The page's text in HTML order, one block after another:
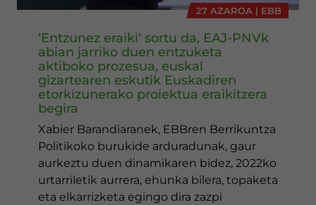
27 AZAROA | EBB
‘Entzunez eraiki‘ sortu da, EAJ-PNVk
abian jarriko duen entzuketa
aktiboko prozesua, euskal
gizartearen eskutik Euskadiren
etorkizunerako proiektua eraikitzera
begira
Xabier Barandiaranek, EBBren Berrikuntza
Politikoko burukide arduradunak, gaur
aurkeztu duen dinamikaren bidez, 2022ko
urtarriletik aurrera, ehunka bilera, topaketa
eta elkarrizketa egingo dira zazpi